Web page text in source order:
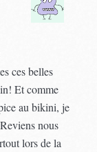
ces belles
Et comme
au bikini, je
nous
lors de la